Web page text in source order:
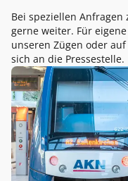
Bei speziellen
gerne weiter. Für
unseren Zügen oder
sich an die Pressestelle.